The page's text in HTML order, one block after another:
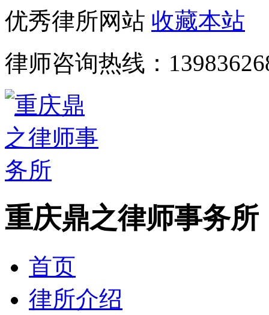
优秀律所网站 收藏本站
律师咨询热线：
重庆鼎之律师事务所
首页
律所介绍